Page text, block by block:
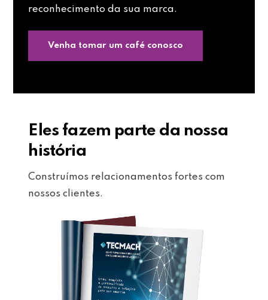
reconhecimento da sua marca.
Venha tomar um café conosco
Eles fazem parte da nossa
história
Construímos relacionamentos fortes com
nossos clientes.